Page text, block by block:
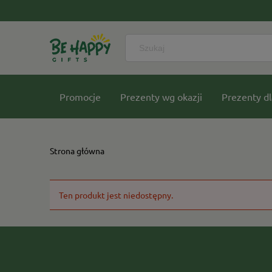
Promocje Prezenty wg okazji Prezenty
Strona główna
Ten produkt jest niedostępny.